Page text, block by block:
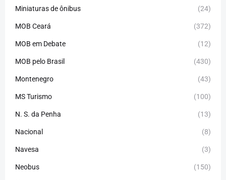
Miniaturas de ônibus (24)
MOB Ceará (372)
MOB em Debate (12)
MOB pelo Brasil (430)
Montenegro (43)
MS Turismo (100)
N. S. da Penha (13)
Nacional (8)
Navesa (3)
Neobus (150)